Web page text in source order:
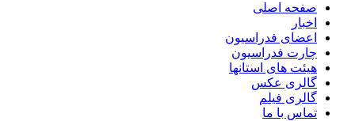
صفحه اصلی
اخبار
اعضای فدراسیون
چارت فدراسیون
هیئت های استانها
گالری عکس
گالری فیلم
تماس با ما